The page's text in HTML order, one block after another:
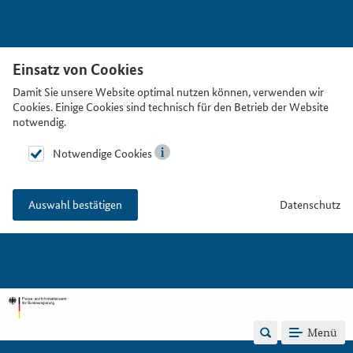
Einsatz von Cookies
Damit Sie unsere Website optimal nutzen können, verwenden wir
Cookies. Einige Cookies sind technisch für den Betrieb der Website
notwendig.
Notwendige Cookies
Auswahl bestätigen Datenschutz
Menü